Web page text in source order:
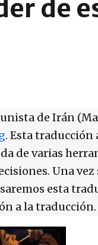
de
de Irán
. Esta
de varias
Una vez
esta
a la traducción.